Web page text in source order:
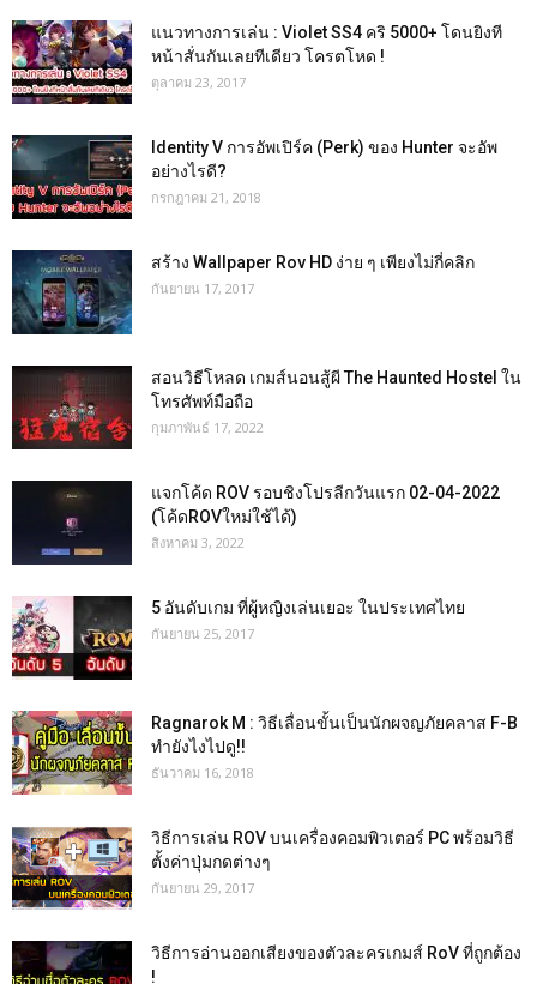
แนวทางการเล่น : Violet SS4 คริ 5000+ โดนยิงที
หน้าสั่นกันเลยทีเดียว โครตโหด !
ตุลาคม 23, 2017
Identity V การอัพเปิร์ค (Perk) ของ Hunter จะอัพ
อย่างไรดี?
กรกฎาคม 21, 2018
สร้าง Wallpaper Rov HD ง่าย ๆ เพียงไม่กี่คลิก
กันยายน 17, 2017
สอนวิธีโหลด เกมส์นอนสู้ผี The Haunted Hostel ใน
โทรศัพท์มือถือ
กุมภาพันธ์ 17, 2022
แจกโค้ด ROV รอบชิงโปรลีกวันแรก 02-04-2022
(โค้ดROVใหม่ใช้ได้)
สิงหาคม 3, 2022
5 อันดับเกม ที่ผู้หญิงเล่นเยอะ ในประเทศไทย
กันยายน 25, 2017
Ragnarok M : วิธีเลื่อนขั้นเป็นนักผจญภัยคลาส F-B
ทำยังไงไปดู!!
ธันวาคม 16, 2018
วิธีการเล่น ROV บนเครื่องคอมพิวเตอร์ PC พร้อมวิธี
ตั้งค่าปุ่มกดต่างๆ
กันยายน 29, 2017
วิธีการอ่านออกเสียงของตัวละครเกมส์ RoV ที่ถูกต้อง
!